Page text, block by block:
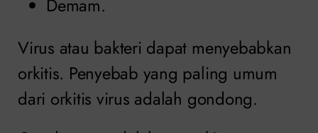
Demam.
Virus atau bakteri dapat menyebabkan
orkitis. Penyebab yang paling umum
dari orkitis virus adalah gondong.